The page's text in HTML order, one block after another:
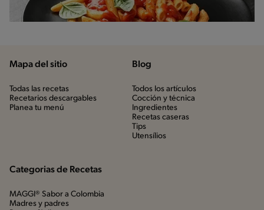
Mapa del sitio
Todas las recetas
Recetarios descargables
Planea tu menú
Blog
Todos los artículos
Cocción y técnica
Ingredientes
Recetas caseras
Tips
Utensílios
Categorias de Recetas
MAGGI® Sabor a Colombia
Madres y padres